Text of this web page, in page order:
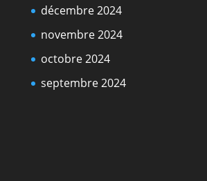
décembre 2024
novembre 2024
octobre 2024
septembre 2024